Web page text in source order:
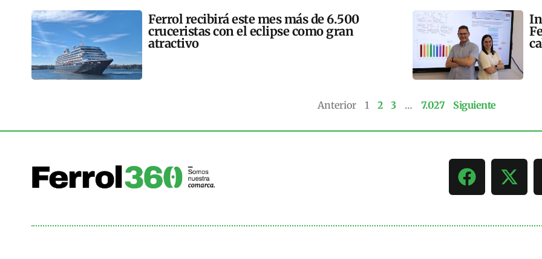
Ferrol recibirá este mes más de 6.500
cruceristas con el eclipse como gran
atractivo
Anterior 1 2 3 … 7.027 Siguiente